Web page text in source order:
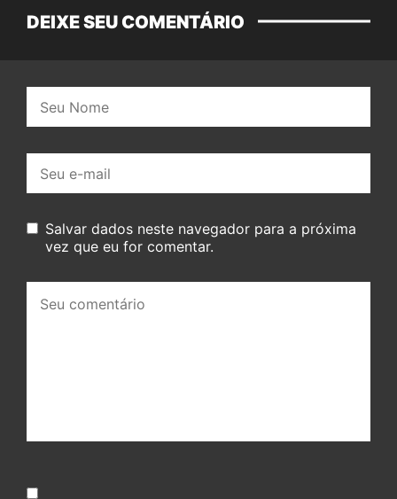
DEIXE SEU COMENTÁRIO
mail:
Salvar dados neste navegador para a próxima
vez que eu for comentar.
comentário: